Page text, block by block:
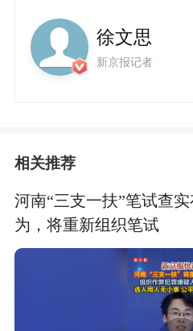
徐文思
新京报记者
相关推荐
河南“三支一扶”笔试查
为，将重新组织笔试